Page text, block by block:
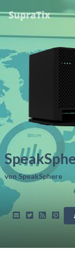
von SpeakSphere